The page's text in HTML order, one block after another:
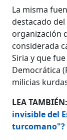
La misma
destacado
organización
considerada
Siria y que
Democrática
milicias
LEA
invisible del
turcomano"?